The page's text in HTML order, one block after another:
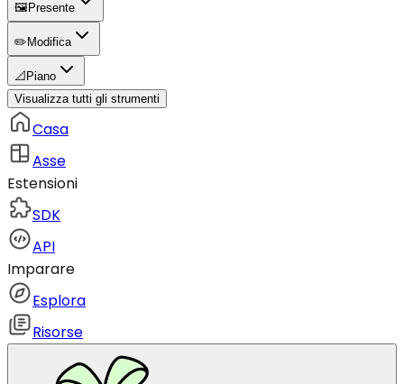
🖼️ Presente
✏️ Modifica
📐 Piano
Visualizza tutti gli strumenti
Casa
Asse
Estensioni
SDK
API
Imparare
Esplora
Risorse